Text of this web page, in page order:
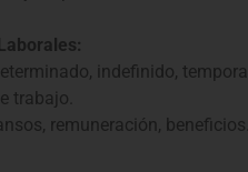
indefinido, temporal.
trabajo.
remuneración, beneficios.